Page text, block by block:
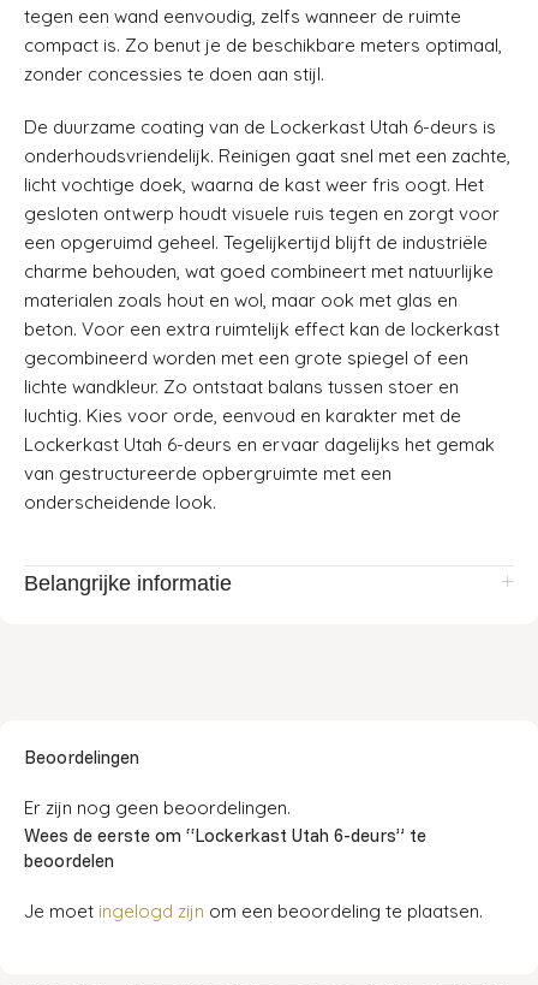
tegen een wand eenvoudig, zelfs wanneer de ruimte
compact is. Zo benut je de beschikbare meters optimaal,
zonder concessies te doen aan stijl.
De duurzame coating van de Lockerkast Utah 6-deurs is
onderhoudsvriendelijk. Reinigen gaat snel met een zachte,
licht vochtige doek, waarna de kast weer fris oogt. Het
gesloten ontwerp houdt visuele ruis tegen en zorgt voor
een opgeruimd geheel. Tegelijkertijd blijft de industriële
charme behouden, wat goed combineert met natuurlijke
materialen zoals hout en wol, maar ook met glas en
beton. Voor een extra ruimtelijk effect kan de lockerkast
gecombineerd worden met een grote spiegel of een
lichte wandkleur. Zo ontstaat balans tussen stoer en
luchtig. Kies voor orde, eenvoud en karakter met de
Lockerkast Utah 6-deurs en ervaar dagelijks het gemak
van gestructureerde opbergruimte met een
onderscheidende look.
Belangrijke informatie
Beoordelingen
Er zijn nog geen beoordelingen.
Wees de eerste om “Lockerkast Utah 6-deurs” te
beoordelen
Je moet ingelogd zijn om een beoordeling te plaatsen.